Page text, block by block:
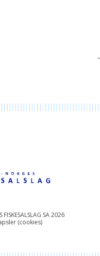
FISKESALSLAG SA 2026
(cookies)